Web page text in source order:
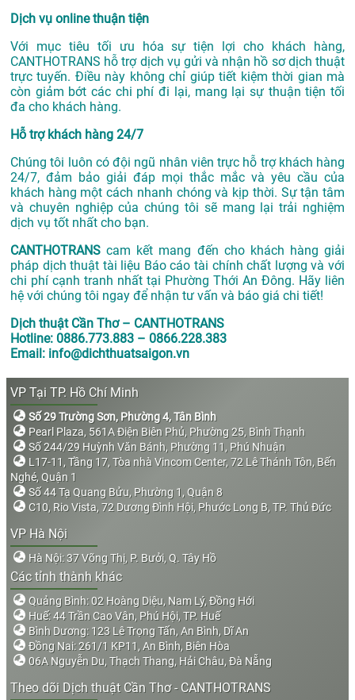
Dịch vụ online thuận tiện
Với mục tiêu tối ưu hóa sự tiện lợi cho khách hàng,
CANTHOTRANS hỗ trợ dịch vụ gửi và nhận hồ sơ dịch thuật
trực tuyến. Điều này không chỉ giúp tiết kiệm thời gian mà
còn giảm bớt các chi phí đi lại, mang lại sự thuận tiện tối
đa cho khách hàng.
Hỗ trợ khách hàng 24/7
Chúng tôi luôn có đội ngũ nhân viên trực hỗ trợ khách hàng
24/7, đảm bảo giải đáp mọi thắc mắc và yêu cầu của
khách hàng một cách nhanh chóng và kịp thời. Sự tận tâm
và chuyên nghiệp của chúng tôi sẽ mang lại trải nghiệm
dịch vụ tốt nhất cho bạn.
CANTHOTRANS cam kết mang đến cho khách hàng giải
pháp dịch thuật tài liệu Báo cáo tài chính chất lượng và với
chi phí cạnh tranh nhất tại Phường Thới An Đông. Hãy liên
hệ với chúng tôi ngay để nhận tư vấn và báo giá chi tiết!
Dịch thuật Cần Thơ – CANTHOTRANS
Hotline: 0886.773.883 – 0866.228.383
Email: info@dichthuatsaigon.vn
VP Tại TP. Hồ Chí Minh
Số 29 Trường Sơn, Phường 4, Tân Bình
Pearl Plaza, 561A Điện Biên Phủ, Phường 25, Bình Thạnh
Số 244/29 Huỳnh Văn Bánh, Phường 11, Phú Nhuận
L17-11, Tầng 17, Tòa nhà Vincom Center, 72 Lê Thánh Tôn, Bến
Nghé, Quận 1
Số 44 Tạ Quang Bửu, Phường 1, Quận 8
C10, Rio Vista, 72 Dương Đình Hội, Phước Long B, TP. Thủ Đức
VP Hà Nội
Hà Nội: 37 Võng Thị, P. Bưởi, Q. Tây Hồ
Các tỉnh thành khác
Quảng Bình: 02 Hoàng Diệu, Nam Lý, Đồng Hới
Huế: 44 Trần Cao Vân, Phú Hội, TP. Huế
Bình Dương: 123 Lê Trọng Tấn, An Bình, Dĩ An
Đồng Nai: 261/1 KP11, An Bình, Biên Hòa
06A Nguyễn Du, Thạch Thang, Hải Châu, Đà Nẵng
Theo dõi Dịch thuật Cần Thơ - CANTHOTRANS